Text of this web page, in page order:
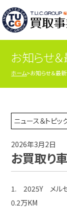
TUCのカン
査定の注
TUCの買取
店舗紹介
お知らせ
ホーム お知らせ＆最
ニュース＆トピッ
2026年3月2日
お買取り
1. 2025Y メル
0.2万KM